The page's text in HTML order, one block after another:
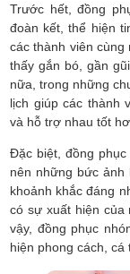
Trước hết, đồng
đoàn kết, thể hiện
các thành viên cùng
thấy gắn bó, gần
nữa, trong những
lịch giúp các thành
và hỗ trợ nhau tốt
Đặc biệt, đồng phục
nên những bức ảnh
khoảnh khắc đáng
có sự xuất hiện của
vậy, đồng phục
hiện phong cách, cá